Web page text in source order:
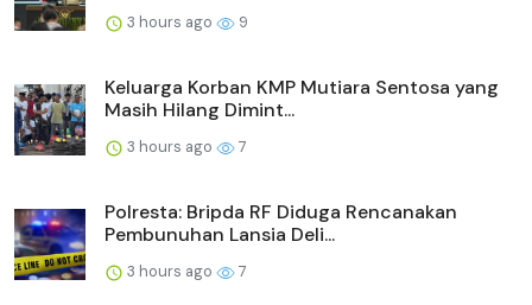
3 hours ago 9
Keluarga Korban KMP Mutiara Sentosa yang
Masih Hilang Dimint...
3 hours ago 7
Polresta: Bripda RF Diduga Rencanakan
Pembunuhan Lansia Deli...
3 hours ago 7